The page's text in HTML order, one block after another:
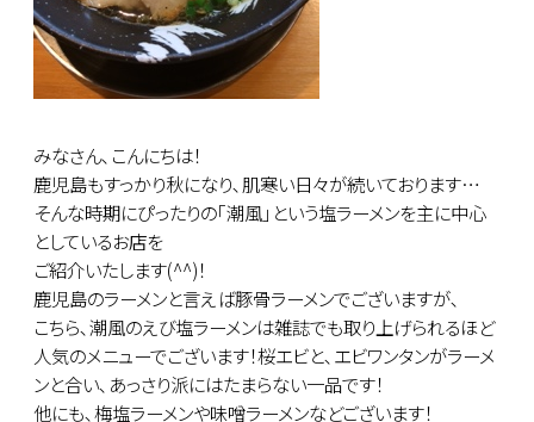
みなさん､こんにちは！
鹿児島もすっかり秋になり､肌寒い日々が続いております…
そんな時期にぴったりの｢潮風｣という塩ラーメンを主に中心
としているお店を
ご紹介いたします(^^)！
鹿児島のラーメンと言えば豚骨ラーメンでございますが､
こちら､潮風のえび塩ラーメンは雑誌でも取り上げられるほど
人気のメニューでございます！桜エビと､エビワンタンがラーメ
ンと合い､あっさり派にはたまらない一品です！
他にも､梅塩ラーメンや味噌ラーメンなどございます！